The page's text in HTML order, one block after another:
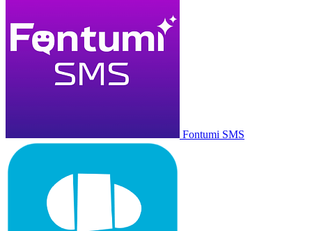
Fontumi SMS